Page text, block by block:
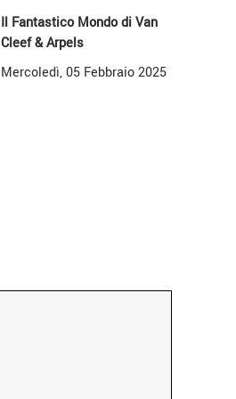
Il Fantastico Mondo di Van
Cleef & Arpels
Mercoledì, 05 Febbraio 2025